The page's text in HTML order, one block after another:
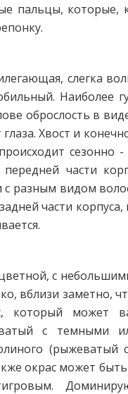
пальцы, которые,
слегка
Наиболее
оброслость в
Хвост и
сезонно -
части
с разным видом
части
с
вблизи заметно,
который может
с темными
(рыжеватый
окрас может